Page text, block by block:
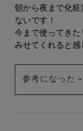
朝から夜まで化
ないです！
今まで使ってき
みせてくれると感
参考になった -